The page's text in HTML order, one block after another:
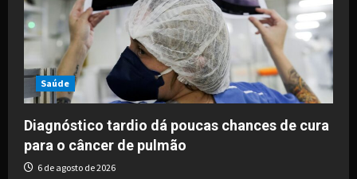
Saúde
Diagnóstico tardio dá poucas chances de cura
para o câncer de pulmão
6 de agosto de 2026